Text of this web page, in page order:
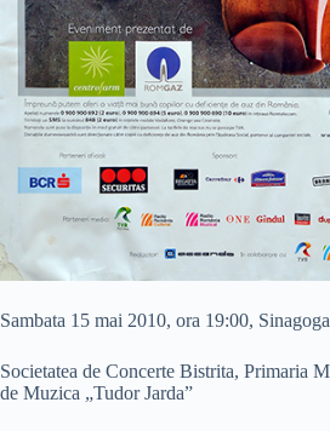
Sambata 15 mai 2010, ora 19:00,
Societatea de Concerte Bistrita, Primaria
de Muzica „Tudor Jarda”